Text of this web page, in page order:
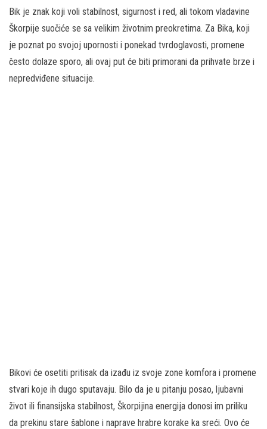
Bik je znak koji voli stabilnost, sigurnost i red, ali tokom vladavine
Škorpije suočiće se sa velikim životnim preokretima. Za Bika, koji
je poznat po svojoj upornosti i ponekad tvrdoglavosti, promene
često dolaze sporo, ali ovaj put će biti primorani da prihvate brze i
nepredviđene situacije.
Bikovi će osetiti pritisak da izađu iz svoje zone komfora i promene
stvari koje ih dugo sputavaju. Bilo da je u pitanju posao, ljubavni
život ili finansijska stabilnost, Škorpijina energija donosi im priliku
da prekinu stare šablone i naprave hrabre korake ka sreći. Ovo će